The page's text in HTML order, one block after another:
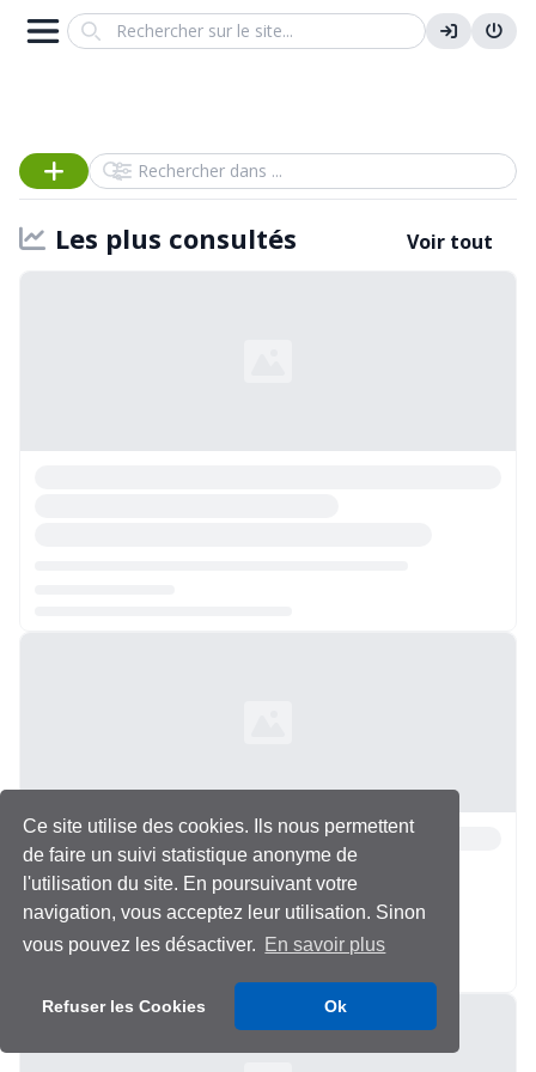
Ce site utilise des cookies. Ils nous permettent
de faire un suivi statistique anonyme de
l'utilisation du site. En poursuivant votre
navigation, vous acceptez leur utilisation. Sinon
vous pouvez les désactiver. En savoir plus
Refuser les Cookies Ok
Search
Rechercher dans
Les plus consultés Voir tout
Chargement...
Chargement...